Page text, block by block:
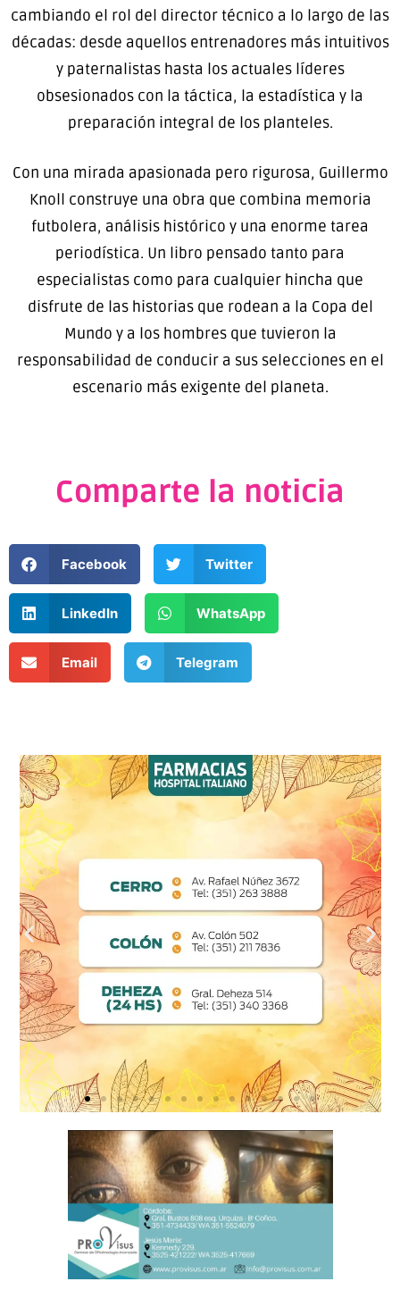
cambiando el rol del director técnico a lo largo de las
décadas: desde aquellos entrenadores más intuitivos
y paternalistas hasta los actuales líderes
obsesionados con la táctica, la estadística y la
preparación integral de los planteles.
Con una mirada apasionada pero rigurosa, Guillermo
Knoll construye una obra que combina memoria
futbolera, análisis histórico y una enorme tarea
periodística. Un libro pensado tanto para
especialistas como para cualquier hincha que
disfrute de las historias que rodean a la Copa del
Mundo y a los hombres que tuvieron la
responsabilidad de conducir a sus selecciones en el
escenario más exigente del planeta.
Comparte la noticia
Facebook Twitter
LinkedIn WhatsApp
Email Telegram